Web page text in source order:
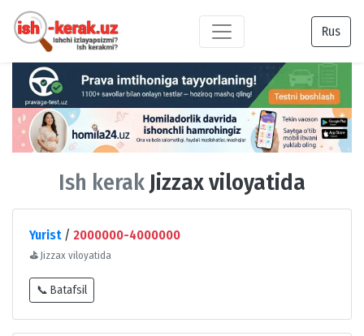
Rus
Ish kerak Jizzax viloyatida
Yurist/ 2000000-4000000
⛳ Jizzax viloyatida
📞 Batafsil